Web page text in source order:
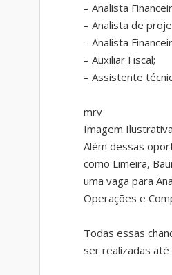
– Analista
– Analista de
– Analista
– Auxiliar Fiscal;
– Assistente
mrv
Imagem Ilustrativa
Além dessas
como Limeira,
uma vaga para
Operações e
Todas essas
ser realizadas até